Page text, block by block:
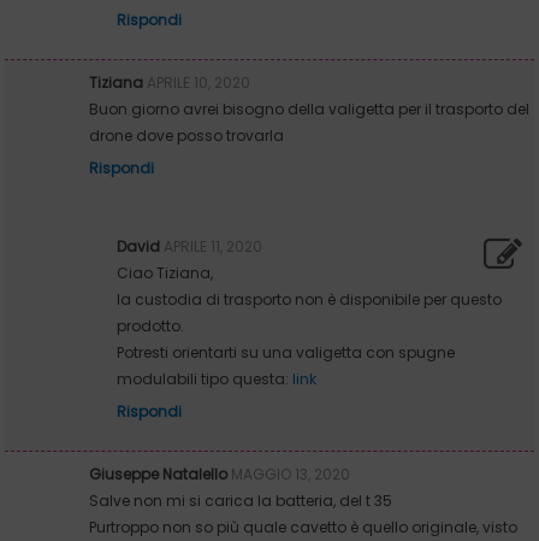
Rispondi
Tiziana APRILE 10, 2020
Buon giorno avrei bisogno della valigetta per il trasporto del
drone dove posso trovarla
Rispondi
David APRILE 11, 2020
Ciao Tiziana,
la custodia di trasporto non è disponibile per questo
prodotto.
Potresti orientarti su una valigetta con spugne
modulabili tipo questa: link
Rispondi
Giuseppe Natalello MAGGIO 13, 2020
Salve non mi si carica la batteria, del t 35
Purtroppo non so più quale cavetto è quello originale, visto